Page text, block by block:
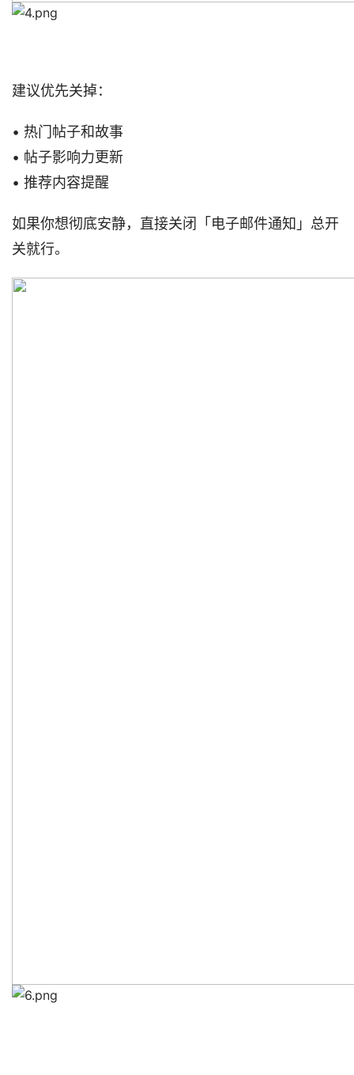
建议优先关掉：
• 热门帖子和故事
• 帖子影响力更新
• 推荐内容提醒
如果你想彻底安静，直接关闭「电子邮件通知」总开
关就行。